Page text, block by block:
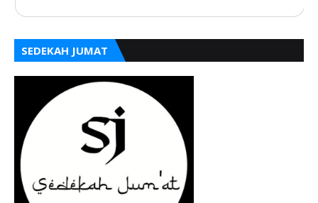
SEDEKAH JUMAT